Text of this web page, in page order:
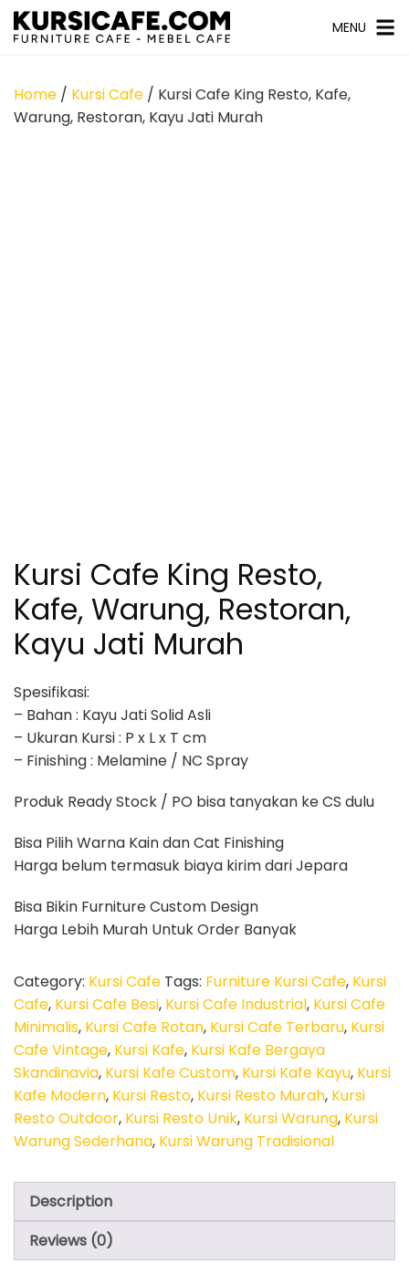
MENU
Home / Kursi Cafe / Kursi Cafe King Resto, Kafe,
Warung, Restoran, Kayu Jati Murah
Kursi Cafe King Resto,
Kafe, Warung, Restoran,
Kayu Jati Murah
Spesifikasi:
– Bahan : Kayu Jati Solid Asli
– Ukuran Kursi : P x L x T cm
– Finishing : Melamine / NC Spray
Produk Ready Stock / PO bisa tanyakan ke CS dulu
Bisa Pilih Warna Kain dan Cat Finishing
Harga belum termasuk biaya kirim dari Jepara
Bisa Bikin Furniture Custom Design
Harga Lebih Murah Untuk Order Banyak
Category: Kursi Cafe Tags: Furniture Kursi Cafe, Kursi
Cafe, Kursi Cafe Besi, Kursi Cafe Industrial, Kursi Cafe
Minimalis, Kursi Cafe Rotan, Kursi Cafe Terbaru, Kursi
Cafe Vintage, Kursi Kafe, Kursi Kafe Bergaya
Skandinavia, Kursi Kafe Custom, Kursi Kafe Kayu, Kursi
Kafe Modern, Kursi Resto, Kursi Resto Murah, Kursi
Resto Outdoor, Kursi Resto Unik, Kursi Warung, Kursi
Warung Sederhana, Kursi Warung Tradisional
Description
Reviews (0)